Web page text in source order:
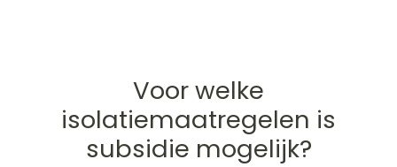
Voor welke
isolatiemaatregelen is
subsidie mogelijk?